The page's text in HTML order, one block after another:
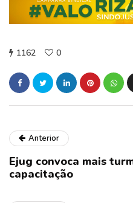
1162 0
Anterior
Ejug convoca mais
capacitação